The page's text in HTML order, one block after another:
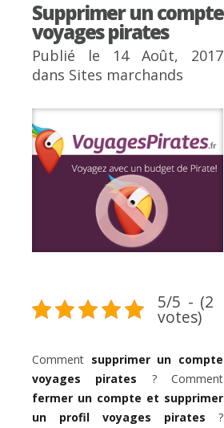
Supprimer un compte
voyages pirates
Publié le 14 Août, 2017
dans Sites marchands
5/5 - (2
votes)
Comment supprimer un compte
voyages pirates ? Comment
fermer un compte et supprimer
un profil voyages pirates ?